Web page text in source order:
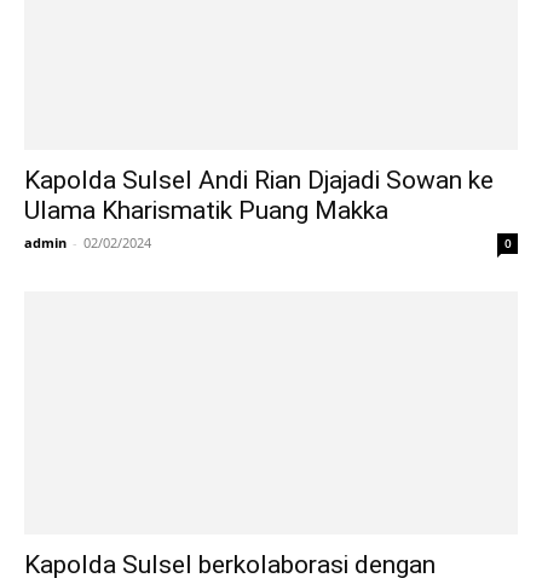
Kapolda Sulsel Andi Rian Djajadi Sowan ke
Ulama Kharismatik Puang Makka
admin - 02/02/2024 0
Kapolda Sulsel berkolaborasi dengan